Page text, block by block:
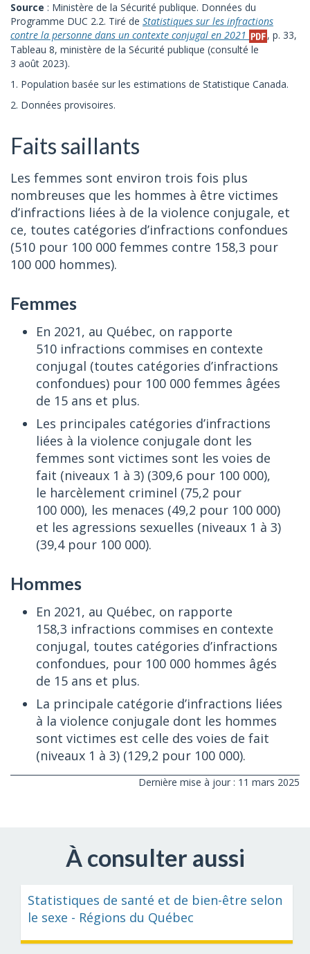
Source : Ministère de la Sécurité publique. Données du
Programme DUC 2.2. Tiré de Statistiques sur les infractions
contre la personne dans un contexte conjugal en 2021
, p. 33,
Tableau 8, ministère de la Sécurité publique (consulté le
3 août 2023).
1. Population basée sur les estimations de Statistique Canada.
2. Données provisoires.
Faits saillants
Les femmes sont environ trois fois plus
nombreuses que les hommes à être victimes
d’infractions liées à de la violence conjugale, et
ce, toutes catégories d’infractions confondues
(510 pour 100 000 femmes contre 158,3 pour
100 000 hommes).
Femmes
En 2021, au Québec, on rapporte
510 infractions commises en contexte
conjugal (toutes catégories d’infractions
confondues) pour 100 000 femmes âgées
de 15 ans et plus.
Les principales catégories d’infractions
liées à la violence conjugale dont les
femmes sont victimes sont les voies de
fait (niveaux 1 à 3) (309,6 pour 100 000),
le harcèlement criminel (75,2 pour
100 000), les menaces (49,2 pour 100 000)
et les agressions sexuelles (niveaux 1 à 3)
(39,4 pour 100 000).
Hommes
En 2021, au Québec, on rapporte
158,3 infractions commises en contexte
conjugal, toutes catégories d’infractions
confondues, pour 100 000 hommes âgés
de 15 ans et plus.
La principale catégorie d’infractions liées
à la violence conjugale dont les hommes
sont victimes est celle des voies de fait
(niveaux 1 à 3) (129,2 pour 100 000).
Dernière mise à jour : 11 mars 2025
À consulter aussi
Statistiques de santé et de bien-être selon
le sexe - Régions du Québec